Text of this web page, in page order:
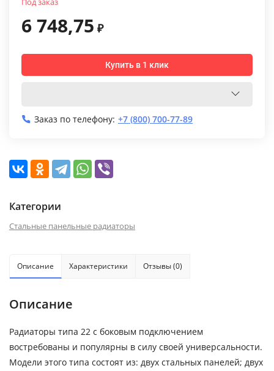
6 748,75 ₽
Купить в 1 клик
Заказ по телефону: +7 (800) 700-77-89
Категории
Стальные панельные радиаторы
Описание Характеристики Отзывы (0)
Описание
Радиаторы типа 22 с боковым подключением
востребованы и популярны в силу своей универсальности.
Модели этого типа состоят из: двух стальных панелей; двух